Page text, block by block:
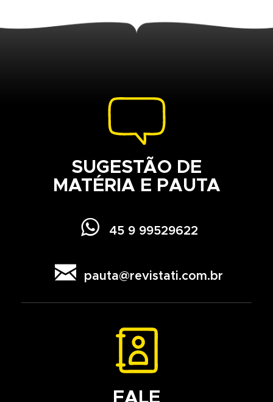
SUGESTÃO DE
MATÉRIA E PAUTA
 45 9 99529622
 pauta@revistati.com.br
FALE